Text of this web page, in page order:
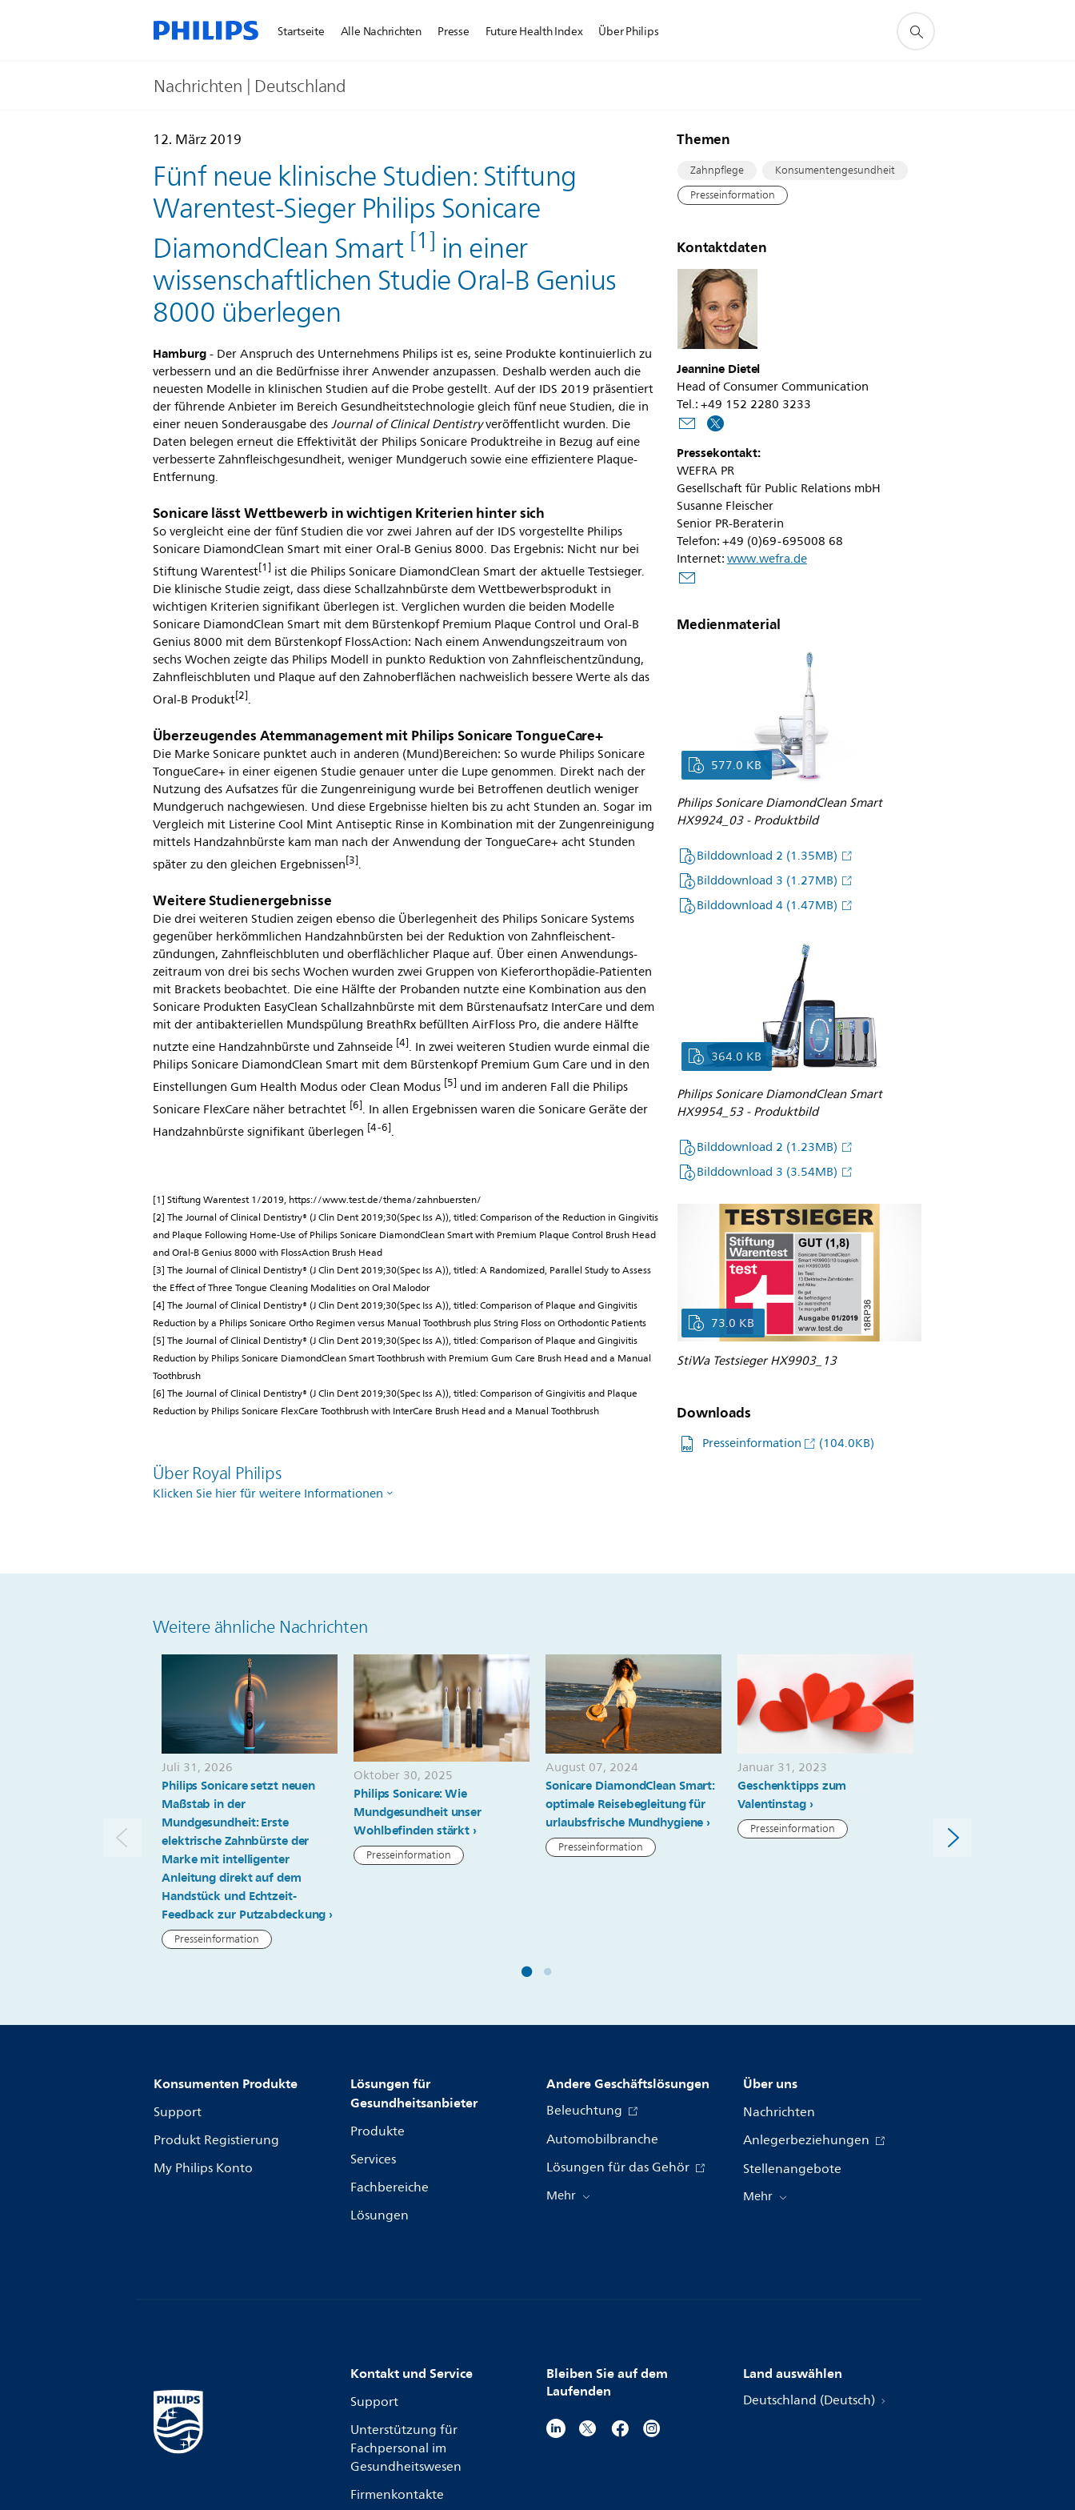
Startseite Alle Nachrichten Presse Future Health Index Über Philips
Nachrichten | Deutschland
12. März 2019
Fünf neue klinische Studien: Stiftung
Warentest-Sieger Philips Sonicare
DiamondClean Smart [1] in einer
wissenschaftlichen Studie Oral-B Genius
8000 überlegen
Hamburg- Der Anspruch des Unternehmens Philips ist es, seine Produkte kontinuierlich zu
verbessern und an die Bedürfnisse ihrer Anwender anzupassen. Deshalb werden auch die
neuesten Modelle in klinischen Studien auf die Probe gestellt. Auf der IDS 2019 präsentiert
der führende Anbieter im Bereich Gesundheitstechnologie gleich fünf neue Studien, die in
einer neuen Sonderausgabe desJournal of Clinical Dentistryveröffentlicht wurden. Die
Daten belegen erneut die Effektivität der Philips Sonicare Produktreihe in Bezug auf eine
verbesserte Zahnfleischgesundheit, weniger Mundgeruch sowie eine effizientere Plaque-
Entfernung.
Sonicare lässt Wettbewerb in wichtigen Kriterien hinter sich
So vergleicht eine der fünf Studien die vor zwei Jahren auf der IDS vorgestellte Philips
Sonicare DiamondClean Smart mit einer Oral-B Genius 8000. Das Ergebnis: Nicht nur bei
Stiftung Warentest[1] ist die Philips Sonicare DiamondClean Smart der aktuelle Testsieger.
Die klinische Studie zeigt, dass diese Schallzahnbürste dem Wettbewerbsprodukt in
wichtigen Kriterien signifikant überlegen ist. Verglichen wurden die beiden Modelle
Sonicare DiamondClean Smart mit dem Bürstenkopf Premium Plaque Control und Oral-B
Genius 8000 mit dem Bürstenkopf FlossAction: Nach einem Anwendungszeitraum von
sechs Wochen zeigte das Philips Modell in punkto Reduktion von Zahnfleischentzündung,
Zahnfleischbluten und Plaque auf den Zahnoberflächen nachweislich bessere Werte als das
Oral-B Produkt[2].
Überzeugendes Atemmanagement mit Philips Sonicare TongueCare+
Die Marke Sonicare punktet auch in anderen (Mund)Bereichen: So wurde Philips Sonicare
TongueCare+ in einer eigenen Studie genauer unter die Lupe genommen. Direkt nach der
Nutzung des Aufsatzes für die Zungenreinigung wurde bei Betroffenen deutlich weniger
Mundgeruch nachgewiesen. Und diese Ergebnisse hielten bis zu acht Stunden an. Sogar im
Vergleich mit Listerine Cool Mint Antiseptic Rinse in Kombination mit der Zungenreinigung
mittels Handzahnbürste kam man nach der Anwendung der TongueCare+ acht Stunden
später zu den gleichen Ergebnissen[3].
Weitere Studienergebnisse
Die drei weiteren Studien zeigen ebenso die Überlegenheit des Philips Sonicare Systems
gegenüber herkömmlichen Handzahnbürsten bei der Reduktion von Zahnfleischent-
zündungen, Zahnfleischbluten und oberflächlicher Plaque auf. Über einen Anwendungs-
zeitraum von drei bis sechs Wochen wurden zwei Gruppen von Kieferorthopädie-Patienten
mit Brackets beobachtet. Die eine Hälfte der Probanden nutzte eine Kombination aus den
Sonicare Produkten EasyClean Schallzahnbürste mit dem Bürstenaufsatz InterCare und dem
mit der antibakteriellen Mundspülung BreathRx befüllten AirFloss Pro, die andere Hälfte
nutzte eine Handzahnbürste und Zahnseide [4]. In zwei weiteren Studien wurde einmal die
Philips Sonicare DiamondClean Smart mit dem Bürstenkopf Premium Gum Care und in den
Einstellungen Gum Health Modus oder Clean Modus [5] und im anderen Fall die Philips
Sonicare FlexCare näher betrachtet [6]. In allen Ergebnissen waren die Sonicare Geräte der
Handzahnbürste signifikant überlegen [4-6].
[1] Stiftung Warentest 1/2019, https://www.test.de/thema/zahnbuersten/
[2] The Journal of Clinical Dentistry® (J Clin Dent 2019;30(Spec Iss A)), titled: Comparison of the Reduction in Gingivitis
and Plaque Following Home-Use of Philips Sonicare DiamondClean Smart with Premium Plaque Control Brush Head
and Oral-B Genius 8000 with FlossAction Brush Head
[3] The Journal of Clinical Dentistry® (J Clin Dent 2019;30(Spec Iss A)), titled: A Randomized, Parallel Study to Assess
the Effect of Three Tongue Cleaning Modalities on Oral Malodor
[4] The Journal of Clinical Dentistry® (J Clin Dent 2019;30(Spec Iss A)), titled: Comparison of Plaque and Gingivitis
Reduction by a Philips Sonicare Ortho Regimen versus Manual Toothbrush plus String Floss on Orthodontic Patients
[5] The Journal of Clinical Dentistry® (J Clin Dent 2019;30(Spec Iss A)), titled: Comparison of Plaque and Gingivitis
Reduction by Philips Sonicare DiamondClean Smart Toothbrush with Premium Gum Care Brush Head and a Manual
Toothbrush
[6] The Journal of Clinical Dentistry® (J Clin Dent 2019;30(Spec Iss A)), titled: Comparison of Gingivitis and Plaque
Reduction by Philips Sonicare FlexCare Toothbrush with InterCare Brush Head and a Manual Toothbrush
Über Royal Philips
Klicken Sie hier für weitere Informationen
Themen
Zahnpflege
Konsumentengesundheit
Presseinformation
Kontaktdaten
Jeannine Dietel
Head of Consumer Communication
Tel.: +49 152 2280 3233
Pressekontakt:
WEFRA PR
Gesellschaft für Public Relations mbH
Susanne Fleischer
Senior PR-Beraterin
Telefon: +49 (0)69-695008 68
Internet:www.wefra.de
Medienmaterial
577.0 KB
Philips Sonicare DiamondClean Smart
HX9924_03 - Produktbild
Bilddownload 2 (1.35MB)
Bilddownload 3 (1.27MB)
Bilddownload 4 (1.47MB)
364.0 KB
Philips Sonicare DiamondClean Smart
HX9954_53 - Produktbild
Bilddownload 2 (1.23MB)
Bilddownload 3 (3.54MB)
73.0 KB
StiWa Testsieger HX9903_13
Downloads
Presseinformation (104.0KB)
Weitere ähnliche Nachrichten
Juli 31, 2026
Philips Sonicare setzt neuen
Maßstab in der
Mundgesundheit: Erste
elektrische Zahnbürste der
Marke mit intelligenter
Anleitung direkt auf dem
Handstück und Echtzeit-
Feedback zur Putzabdeckung
Presseinformation
Oktober 30, 2025
Philips Sonicare: Wie
Mundgesundheit unser
Wohlbefinden stärkt
Presseinformation
August 07, 2024
Sonicare DiamondClean Smart:
optimale Reisebegleitung für
urlaubsfrische Mundhygiene
Presseinformation
Januar 31, 2023
Geschenktipps zum
Valentinstag
Presseinformation
putzen
Presseinformation
Konsumenten Produkte
Support
Produkt Registierung
My Philips Konto
Lösungen für
Gesundheitsanbieter
Produkte
Services
Fachbereiche
Lösungen
Andere Geschäftslösungen
Beleuchtung
Automobilbranche
Lösungen für das Gehör
Mehr
Über uns
Nachrichten
Anlegerbeziehungen
Stellenangebote
Mehr
Kontakt und Service
Support
Unterstützung für
Fachpersonal im
Gesundheitswesen
Firmenkontakte
Bleiben Sie auf dem
Laufenden
Land auswählen
Deutschland (Deutsch)